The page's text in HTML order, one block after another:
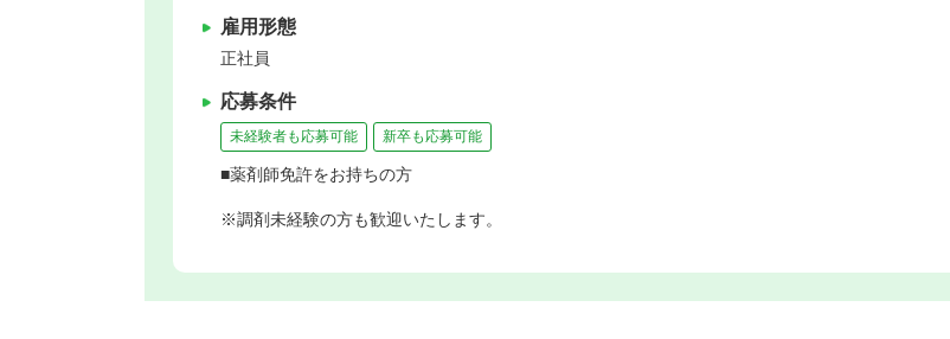
雇用形態
正社員
応募条件
未経験者も応募可能 新卒も応募可能
■薬剤師免許をお持ちの方
※調剤未経験の方も歓迎いたします。